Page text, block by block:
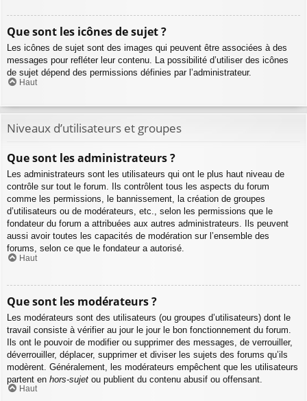
Que sont les icônes de sujet ?
Les icônes de sujet sont des images qui peuvent être associées à des
messages pour refléter leur contenu. La possibilité d’utiliser des icônes
de sujet dépend des permissions définies par l’administrateur.
Haut
Niveaux d’utilisateurs et groupes
Que sont les administrateurs ?
Les administrateurs sont les utilisateurs qui ont le plus haut niveau de
contrôle sur tout le forum. Ils contrôlent tous les aspects du forum
comme les permissions, le bannissement, la création de groupes
d’utilisateurs ou de modérateurs, etc., selon les permissions que le
fondateur du forum a attribuées aux autres administrateurs. Ils peuvent
aussi avoir toutes les capacités de modération sur l’ensemble des
forums, selon ce que le fondateur a autorisé.
Haut
Que sont les modérateurs ?
Les modérateurs sont des utilisateurs (ou groupes d’utilisateurs) dont le
travail consiste à vérifier au jour le jour le bon fonctionnement du forum.
Ils ont le pouvoir de modifier ou supprimer des messages, de verrouiller,
déverrouiller, déplacer, supprimer et diviser les sujets des forums qu’ils
modèrent. Généralement, les modérateurs empêchent que les utilisateurs
partent en hors-sujet ou publient du contenu abusif ou offensant.
Haut